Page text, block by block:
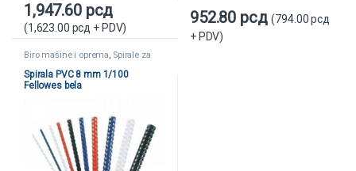
1,947.60 рсд
(1,623.00 рсд + PDV)
952.80 рсд (794.00рсд
+ PDV)
Biro mašine i oprema, Spirale za
koričenje
Spirala PVC 8 mm 1/100
Fellowes bela